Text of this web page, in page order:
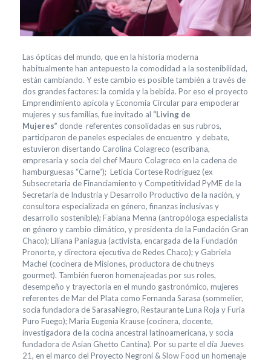
Las ópticas del mundo, que en la historia moderna
habitualmente han antepuesto la comodidad a la sostenibilidad,
están cambiando. Y este cambio es posible también a través de
dos grandes factores: la comida y la bebida. Por eso el proyecto
Emprendimiento apícola y Economía Circular para empoderar
mujeres y sus familias, fue invitado al “Living de
Mujeres” donde referentes consolidadas en sus rubros,
participaron de paneles especiales de encuentro y debate,
estuvieron disertando Carolina Colagreco (escribana,
empresaria y socia del chef Mauro Colagreco en la cadena de
hamburguesas “Carne”); Leticia Cortese Rodríguez (ex
Subsecretaria de Financiamiento y Competitividad PyME de la
Secretaría de Industria y Desarrollo Productivo de la nación, y
consultora especializada en género, finanzas inclusivas y
desarrollo sostenible); Fabiana Menna (antropóloga especialista
en género y cambio climático, y presidenta de la Fundación Gran
Chaco); Liliana Paniagua (activista, encargada de la Fundación
Pronorte, y directora ejecutiva de Redes Chaco); y Gabriela
Machel (cocinera de Misiones, productora de chutneys
gourmet). También fueron homenajeadas por sus roles,
desempeño y trayectoria en el mundo gastronómico, mujeres
referentes de Mar del Plata como Fernanda Sarasa (sommelier,
socia fundadora de SarasaNegro, Restaurante Luna Roja y Furia
Puro Fuego); María Eugenia Krause (cocinera, docente,
investigadora de la cocina ancestral latinoamericana, y socia
fundadora de Asian Ghetto Cantina). Por su parte el día Jueves
21, en el marco del Proyecto Negroni & Slow Food un homenaje